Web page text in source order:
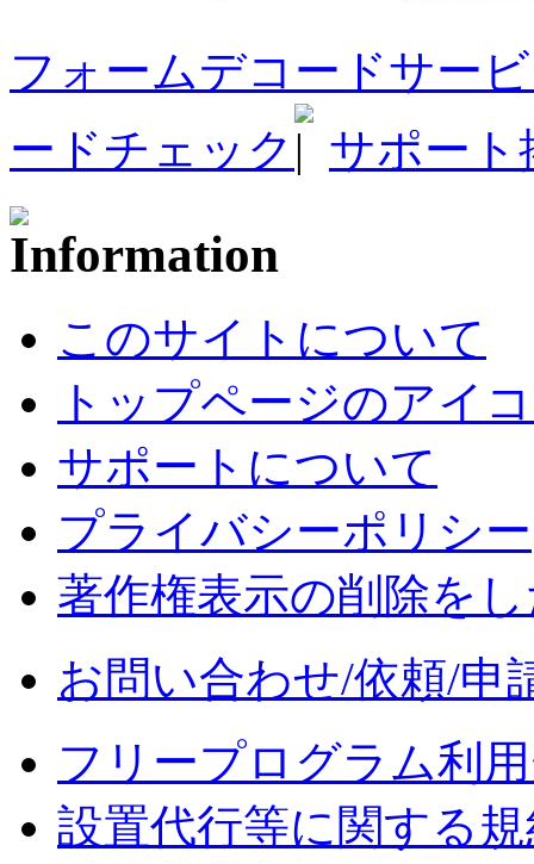
フォームデコードサー
ードチェック
サポート
このサイトについて
トップページのアイ
サポートについて
プライバシーポリシー
著作権表示の削除を
お問い合わせ/依頼/申
フリープログラム利
設置代行等に関する